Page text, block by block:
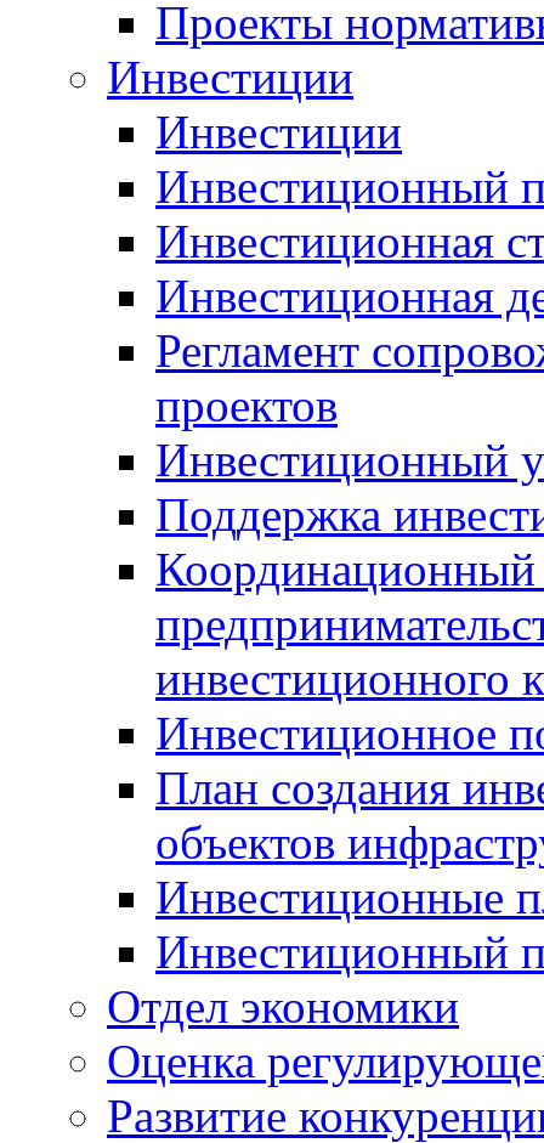
Проекты
Инвестиции
Инвестиции
Инвестиционный
Инвестиционная
Инвестиционная
Регламент
проектов
Инвестиционный
Поддержка
Координационный
инвестиционного
Инвестиционное
План создания
объектов
Инвестиционные
Инвестиционный
Отдел экономики
Оценка
Развитие